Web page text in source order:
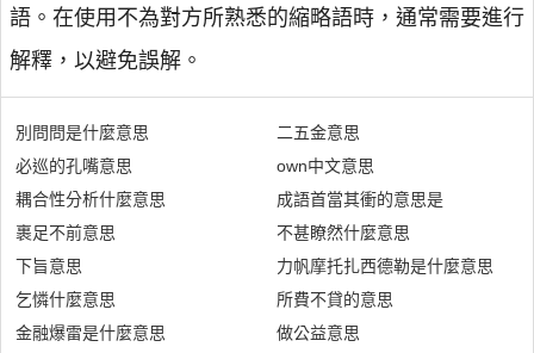
語。在使用不為對方所熟悉的縮略語時，通常需要進行
解釋，以避免誤解。
別問問是什麼意思
必巡的孔嘴意思
耦合性分析什麼意思
裹足不前意思
下旨意思
乞憐什麼意思
金融爆雷是什麼意思
二五金意思
own中文意思
成語首當其衝的意思是
不甚瞭然什麼意思
力帆摩托扎西德勒是什麼意思
所費不貸的意思
做公益意思